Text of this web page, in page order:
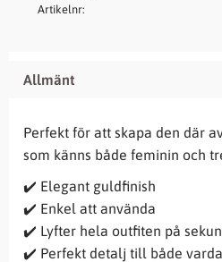
Artikelnr
Allmänt
Perfekt för att skapa den där
som känns både feminin och
✔️ Elegant guldfinish
✔️ Enkel att använda
✔️ Lyfter hela outfiten på
✔️ Perfekt detalj till både